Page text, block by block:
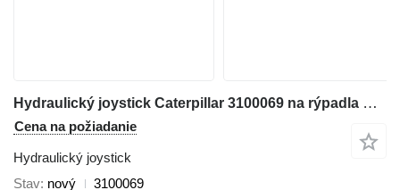
Hydraulický joystick Caterpillar 3100069 na rýpadla Caterpillar 311D 314D 329D
Cena na požiadanie
Hydraulický joystick
Stav nový
3100069